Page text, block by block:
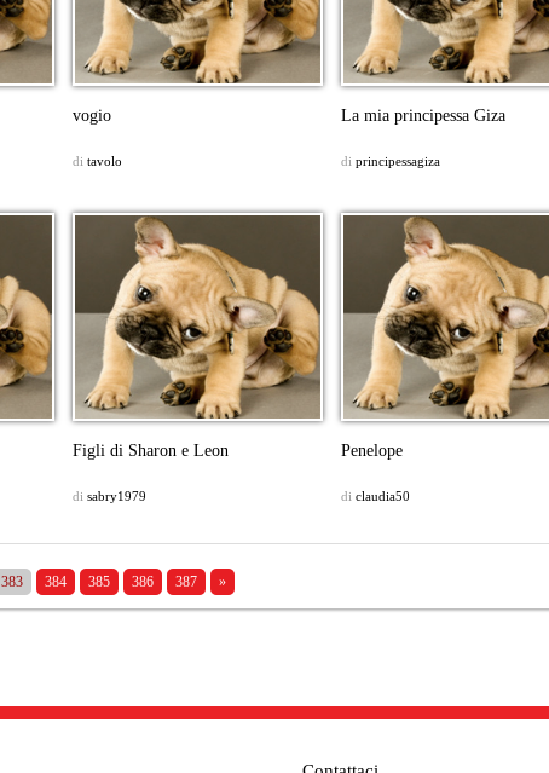
vogio
di tavolo
La mia principessa Giza
di principessagiza
Figli di Sharon e Leon
di sabry1979
Penelope
di claudia50
383 384 385 386 387 »